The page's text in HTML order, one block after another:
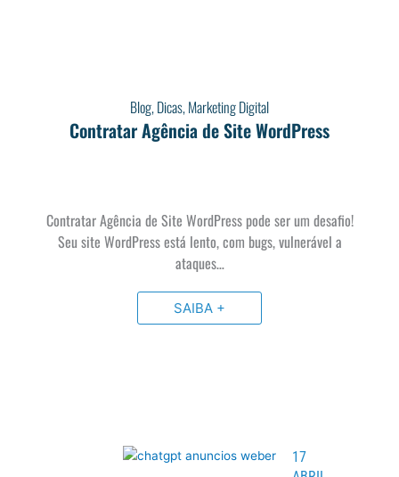
Blog,Dicas,Marketing Digital
Contratar Agência de Site WordPress
Contratar Agência de Site WordPress pode ser um desafio!
Seu site WordPress está lento, com bugs, vulnerável a
ataques…
SAIBA +
17